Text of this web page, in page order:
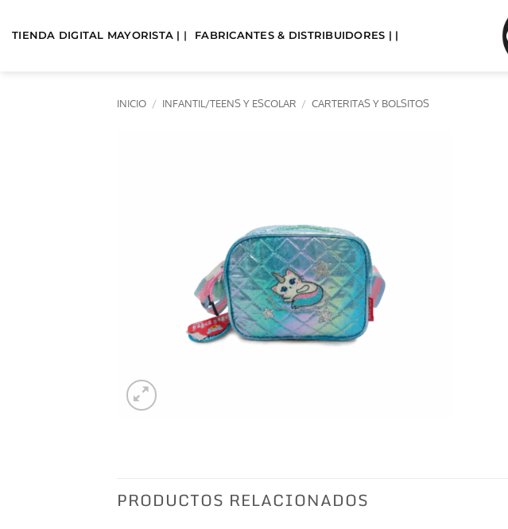
TIENDA DIGITAL MAYORISTA | | FABRICANTES & DISTRIBUIDORES | |
INICIO / INFANTIL/TEENS Y ESCOLAR / CARTERITAS Y BOLSITOS
PRODUCTOS RELACIONADOS